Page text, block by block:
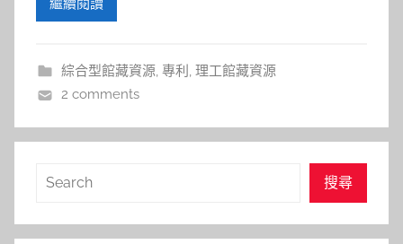
服
務
部
落
格
綜合型館藏資源, 專利 , 理工館藏資源
2 comments
搜
搜尋